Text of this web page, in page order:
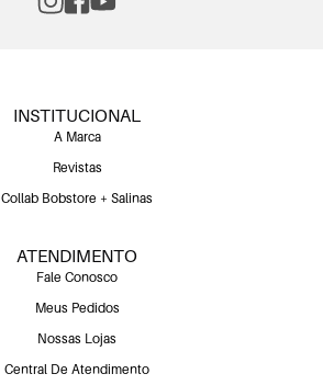
INSTITUCIONAL
A Marca
Revistas
Collab Bobstore + Salinas
ATENDIMENTO
Fale Conosco
Meus Pedidos
Nossas Lojas
Central De Atendimento